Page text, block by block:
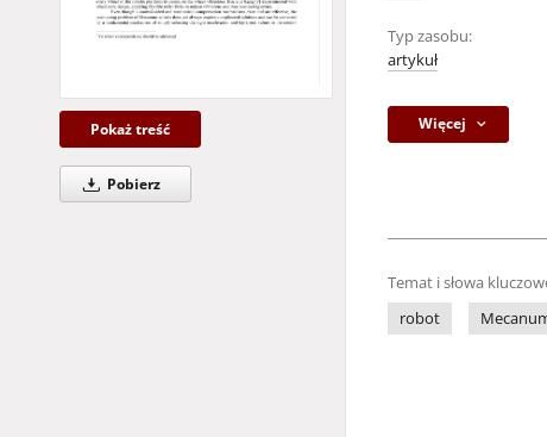
Pokaż treść
Pobierz
Typ zasobu:
artykuł
Więcej
Temat i słowa
robot